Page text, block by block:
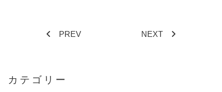
PREV NEXT
カテゴリー